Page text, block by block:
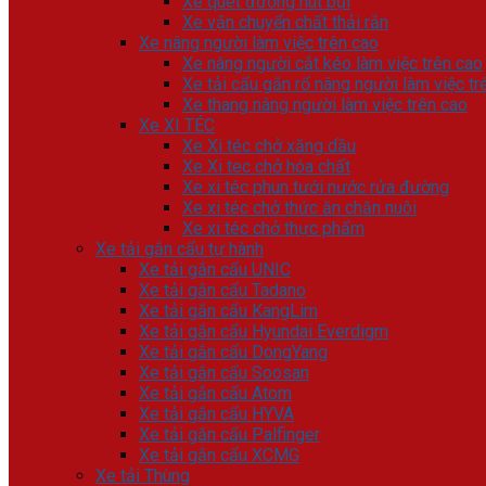
Xe vận chuyển chất thải rắn
Xe nâng người làm việc trên cao
Xe nâng người cắt kéo làm việc trên cao
Xe tải cẩu gắn rổ nâng người làm việc
Xe thang nâng người làm việc trên cao
Xe XI TÉC
Xe Xi téc chở xăng dầu
Xe Xi tec chở hóa chất
Xe xi téc phun tưới nước rửa đường
Xe xi téc chở thức ăn chăn nuôi
Xe xi téc chở thực phẩm
Xe tải gắn cẩu tự hành
Xe tải gắn cẩu UNIC
Xe tải gắn cẩu Tadano
Xe tải gắn cẩu KangLim
Xe tải gắn cẩu Hyundai Everdigm
Xe tải gắn cẩu DongYang
Xe tải gắn cẩu Soosan
Xe tải gắn cẩu Atom
Xe tải gắn cẩu HYVA
Xe tải gắn cẩu Palfinger
Xe tải gắn cẩu XCMG
Xe tải Thùng